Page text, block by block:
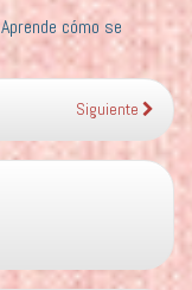
Aprende cómo se
Siguiente